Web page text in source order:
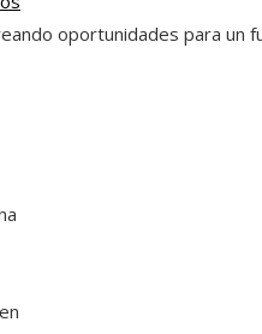
oportunidades para un